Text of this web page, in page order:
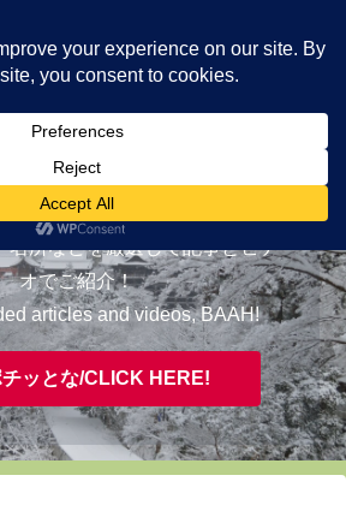
EVAAH!
め/RECOMMENDED
名所などを厳選して記事とビデ
オでご紹介！
articles and videos, BAAH!
ッとな/CLICK HERE!